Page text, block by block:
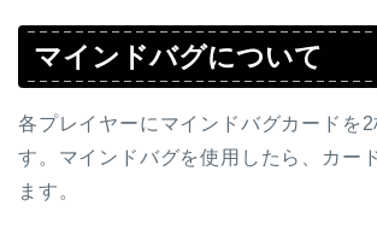
マインドバグについて
各プレイヤーにマインドバグカードを2
す。マインドバグを使用したら、カー
ます。